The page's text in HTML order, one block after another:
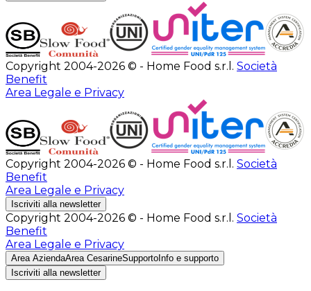
Copyright 2004-2026 © - Home Food s.r.l. Società
Benefit
Area Legale e Privacy
Copyright 2004-2026 © - Home Food s.r.l. Società
Benefit
Area Legale e Privacy
Iscriviti alla newsletter
Copyright 2004-2026 © - Home Food s.r.l. Società
Benefit
Area Legale e Privacy
Area AziendaArea CesarineSupporto Info e supporto
Iscriviti alla newsletter